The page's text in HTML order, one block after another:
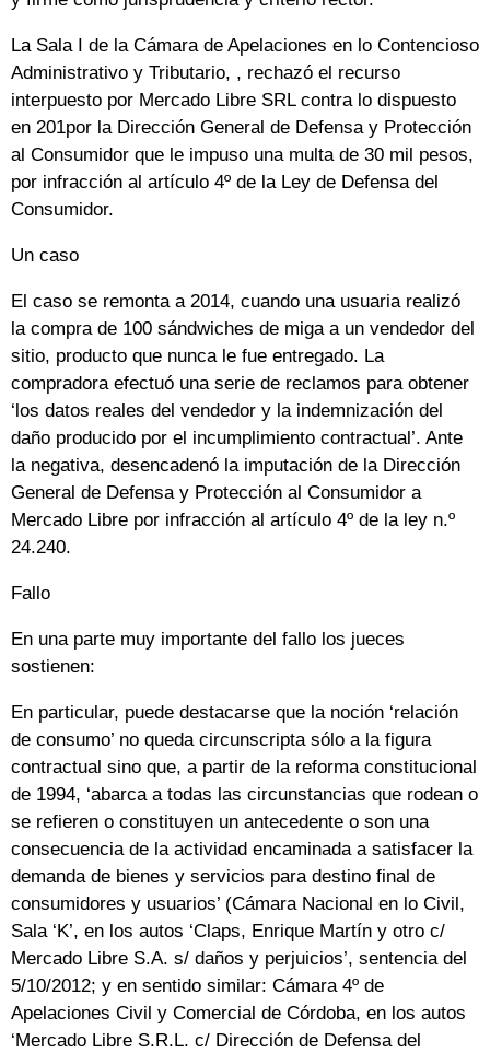
La Sala I de la Cámara de Apelaciones en lo Contencioso
Administrativo y Tributario, , rechazó el recurso
interpuesto por Mercado Libre SRL contra lo dispuesto
en 201por la Dirección General de Defensa y Protección
al Consumidor que le impuso una multa de 30 mil pesos,
por infracción al artículo 4º de la Ley de Defensa del
Consumidor.
Un caso
El caso se remonta a 2014, cuando una usuaria realizó
la compra de 100 sándwiches de miga a un vendedor del
sitio, producto que nunca le fue entregado. La
compradora efectuó una serie de reclamos para obtener
‘los datos reales del vendedor y la indemnización del
daño producido por el incumplimiento contractual’. Ante
la negativa, desencadenó la imputación de la Dirección
General de Defensa y Protección al Consumidor a
Mercado Libre por infracción al artículo 4º de la ley n.º
24.240.
Fallo
En una parte muy importante del fallo los jueces
sostienen:
En particular, puede destacarse que la noción ‘relación
de consumo’ no queda circunscripta sólo a la figura
contractual sino que, a partir de la reforma constitucional
de 1994, ‘abarca a todas las circunstancias que rodean o
se refieren o constituyen un antecedente o son una
consecuencia de la actividad encaminada a satisfacer la
demanda de bienes y servicios para destino final de
consumidores y usuarios’ (Cámara Nacional en lo Civil,
Sala ‘K’, en los autos ‘Claps, Enrique Martín y otro c/
Mercado Libre S.A. s/ daños y perjuicios’, sentencia del
5/10/2012; y en sentido similar: Cámara 4º de
Apelaciones Civil y Comercial de Córdoba, en los autos
‘Mercado Libre S.R.L. c/ Dirección de Defensa del